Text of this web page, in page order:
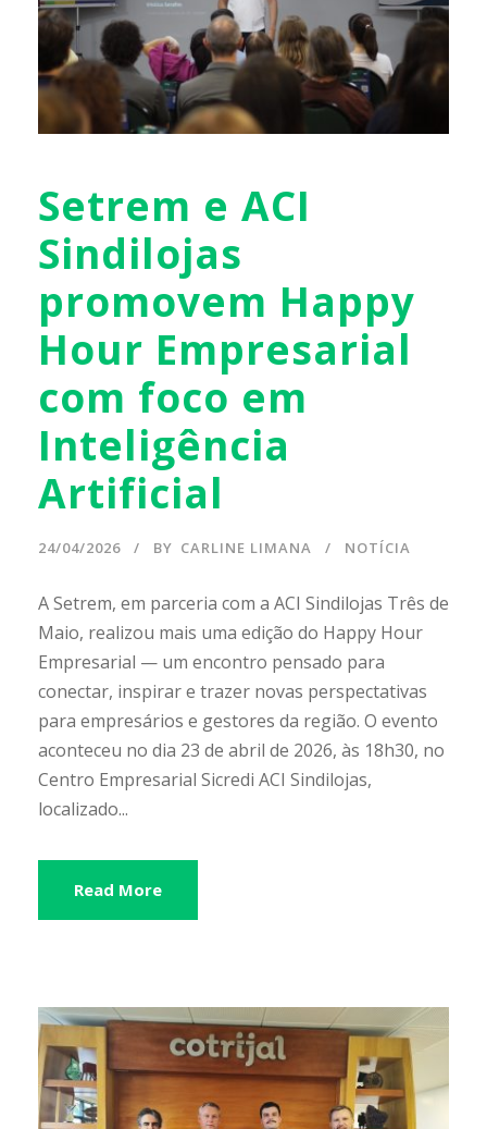
Setrem e ACI
Sindilojas
promovem Happy
Hour Empresarial
com foco em
Inteligência
Artificial
24/04/2026 BY CARLINE LIMANA NOTÍCIA
A Setrem, em parceria com a ACI Sindilojas Três de
Maio, realizou mais uma edição do Happy Hour
Empresarial — um encontro pensado para
conectar, inspirar e trazer novas perspectativas
para empresários e gestores da região. O evento
aconteceu no dia 23 de abril de 2026, às 18h30, no
Centro Empresarial Sicredi ACI Sindilojas,
localizado...
Read More